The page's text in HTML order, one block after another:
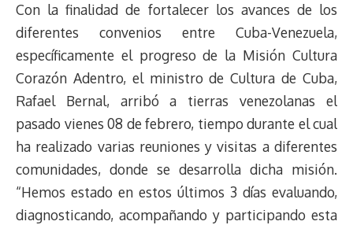
Con la finalidad de fortalecer los avances de los
diferentes convenios entre Cuba-Venezuela,
específicamente el progreso de la Misión Cultura
Corazón Adentro, el ministro de Cultura de Cuba,
Rafael Bernal, arribó a tierras venezolanas el
pasado vienes 08 de febrero, tiempo durante el cual
ha realizado varias reuniones y visitas a diferentes
comunidades, donde se desarrolla dicha misión.
“Hemos estado en estos últimos 3 días evaluando,
diagnosticando, acompañando y participando esta